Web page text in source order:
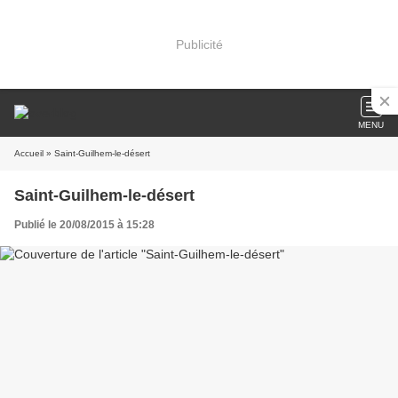
Publicité
MENU
Accueil » Saint-Guilhem-le-désert
Saint-Guilhem-le-désert
Publié le 20/08/2015 à 15:28